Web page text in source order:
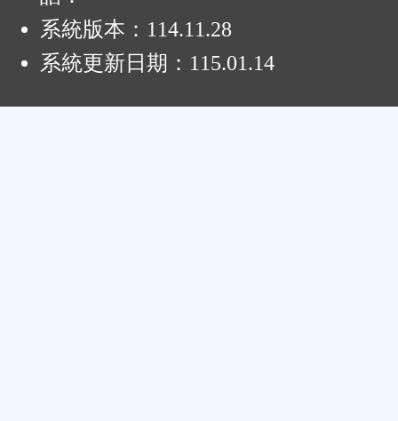
系統版本： 114.11.28
系統更新日期： 115.01.14